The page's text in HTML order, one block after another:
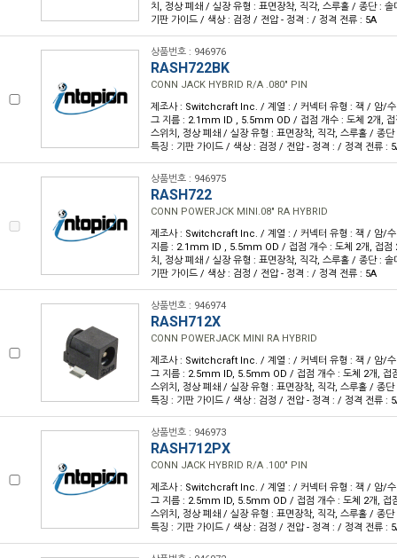
치, 정상 폐쇄 / 실장 유형 : 표면장착, 직각, 스루홀 / 종단 :
기판 가이드 / 색상 : 검정 / 전압 - 정격 : / 정격 전류 : 5A
상품번호 : 946976
RASH722BK
CONN JACK HYBRID R/A .080" PIN
제조사 : Switchcraft Inc. / 계열 : / 커넥터 유형 : 잭 / 암/수
그 지름 : 2.1mm ID , 5.5mm OD / 접점 개수 : 도체 2개, 접
스위치, 정상 폐쇄 / 실장 유형 : 표면장착, 직각, 스루홀 / 종
특징 : 기판 가이드 / 색상 : 검정 / 전압 - 정격 : / 정격 전류 :
상품번호 : 946975
RASH722
CONN POWERJCK MINI.08" RA HYBRID
제조사 : Switchcraft Inc. / 계열 : / 커넥터 유형 : 잭 / 암/수
지름 : 2.1mm ID , 5.5mm OD / 접점 개수 : 도체 2개, 접점
치, 정상 폐쇄 / 실장 유형 : 표면장착, 직각, 스루홀 / 종단 :
기판 가이드 / 색상 : 검정 / 전압 - 정격 : / 정격 전류 : 5A
상품번호 : 946974
RASH712X
CONN POWERJACK MINI RA HYBRID
제조사 : Switchcraft Inc. / 계열 : / 커넥터 유형 : 잭 / 암/수
그 지름 : 2.5mm ID, 5.5mm OD / 접점 개수 : 도체 2개, 접
스위치, 정상 폐쇄 / 실장 유형 : 표면장착, 직각, 스루홀 / 종
특징 : 기판 가이드 / 색상 : 검정 / 전압 - 정격 : / 정격 전류 :
상품번호 : 946973
RASH712PX
CONN JACK HYBRID R/A .100" PIN
제조사 : Switchcraft Inc. / 계열 : / 커넥터 유형 : 잭 / 암/수
그 지름 : 2.5mm ID, 5.5mm OD / 접점 개수 : 도체 2개, 접
스위치, 정상 폐쇄 / 실장 유형 : 표면장착, 직각, 스루홀 / 종
특징 : 기판 가이드 / 색상 : 검정 / 전압 - 정격 : / 정격 전류 :